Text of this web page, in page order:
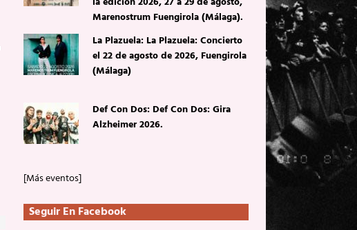
Marenostrum Fuengirola (Málaga).
La Plazuela: La Plazuela: Concierto
el 22 de agosto de 2026, Fuengirola
(Málaga)
Def Con Dos: Def Con Dos: Gira
Alzheimer 2026.
[Más eventos]
Seguir En Facebook